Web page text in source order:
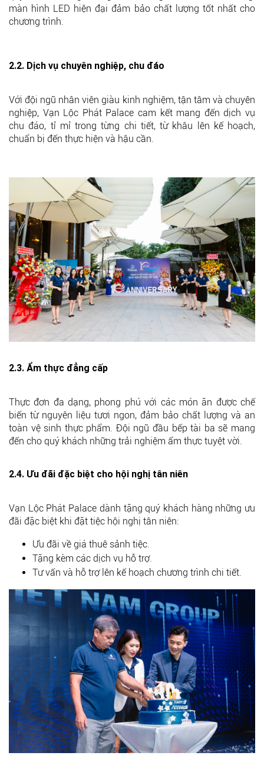
màn hình LED hiện đại đảm bảo chất lượng tốt nhất cho
chương trình.
2.2. Dịch vụ chuyên nghiệp, chu đáo
Với đội ngũ nhân viên giàu kinh nghiệm, tận tâm và chuyên
nghiệp, Vạn Lộc Phát Palace cam kết mang đến dịch vụ
chu đáo, tỉ mỉ trong từng chi tiết, từ khâu lên kế hoạch,
chuẩn bị đến thực hiện và hậu cần.
2.3. Ẩm thực đẳng cấp
Thực đơn đa dạng, phong phú với các món ăn được chế
biến từ nguyên liệu tươi ngon, đảm bảo chất lượng và an
toàn vệ sinh thực phẩm. Đội ngũ đầu bếp tài ba sẽ mang
đến cho quý khách những trải nghiệm ẩm thực tuyệt vời.
2.4. Ưu đãi đặc biệt cho hội nghị tân niên
Vạn Lộc Phát Palace dành tặng quý khách hàng những ưu
đãi đặc biệt khi đặt tiệc hội nghị tân niên:
Ưu đãi về giá thuê sảnh tiệc.
Tặng kèm các dịch vụ hỗ trợ.
Tư vấn và hỗ trợ lên kế hoạch chương trình chi tiết.